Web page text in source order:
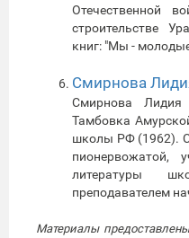
Отечественной
строительстве
книг: "Мы -
Смирнова
Смирнова Лидия
Тамбовка
школы РФ (1962). С
пионервожатой,
литературы
преподавателем
Материалы